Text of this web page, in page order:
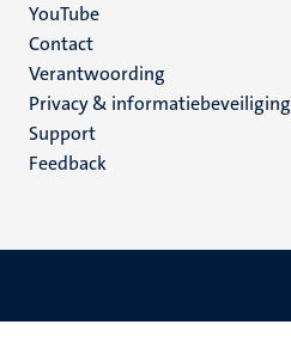
YouTube
Menu
footer
(NL)
Contact
Verantwoording
Privacy & informatiebeveiliging
Support
Feedback